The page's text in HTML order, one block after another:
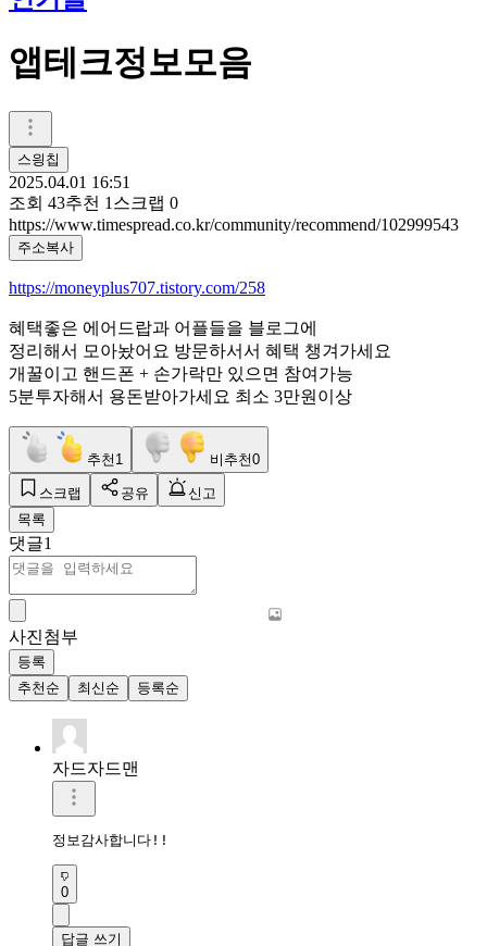
앱테크정보모음
스읭칩
2025.04.01 16:51
조회 43추천 1 스크랩 0
https://www.timespread.co.kr/community/recommend/102999543
주소복사
https://moneyplus707.tistory.com/258
혜택좋은 에어드랍과 어플들을 블로그에
정리해서 모아놨어요 방문하서서 혜택 챙겨가세요
개꿀이고 핸드폰 + 손가락만 있으면 참여가능
5분투자해서 용돈받아가세요 최소 3만원이상
추천 1 비추천0
스크랩 공유
신고
목록
댓글1
사진첨부
등록
추천순
최신순 등록순
자드자드맨
정보감사합니다!!
0
답글 쓰기